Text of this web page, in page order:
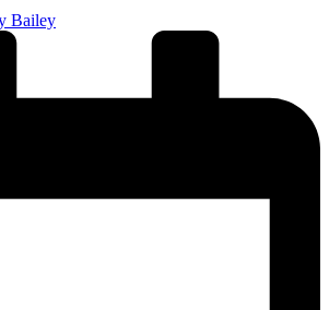
Bailey